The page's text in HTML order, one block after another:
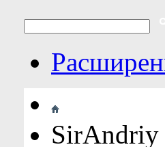
SirAndriy